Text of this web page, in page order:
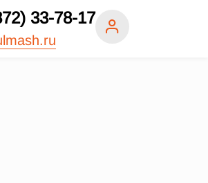
33-78-17